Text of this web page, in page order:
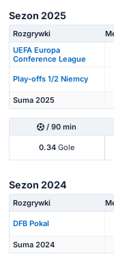
Sezon 2025
Rozgrywki
UEFA Europa
Conference League
Play-offs 1/2 Niemcy
Suma 2025
/ 90 min
0.34 Gole
Sezon 2024
Rozgrywki
DFB Pokal
Suma 2024